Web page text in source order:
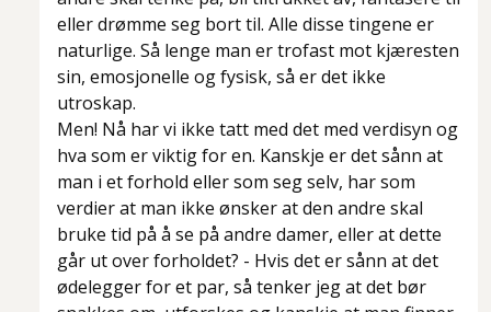
eller drømme seg bort til. Alle disse tingene er
naturlige. Så lenge man er trofast mot kjæresten
sin, emosjonelle og fysisk, så er det ikke
utroskap.
Men! Nå har vi ikke tatt med det med verdisyn og
hva som er viktig for en. Kanskje er det sånn at
man i et forhold eller som seg selv, har som
verdier at man ikke ønsker at den andre skal
bruke tid på å se på andre damer, eller at dette
går ut over forholdet? - Hvis det er sånn at det
ødelegger for et par, så tenker jeg at det bør